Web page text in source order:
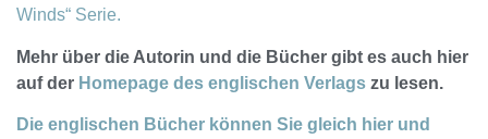
Winds“ Serie.
Mehr über die Autorin und die Bücher gibt es auch hier
auf der Homepage des englischen Verlags zu lesen.
Die englischen Bücher können Sie gleich hier und